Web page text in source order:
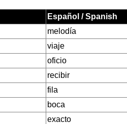
Español / Spanish
melodía
viaje
oficio
recibir
fila
boca
exacto